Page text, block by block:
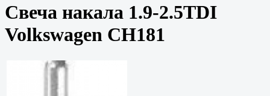
Свеча накала 1.9-2.5TDI
Volkswagen CH181